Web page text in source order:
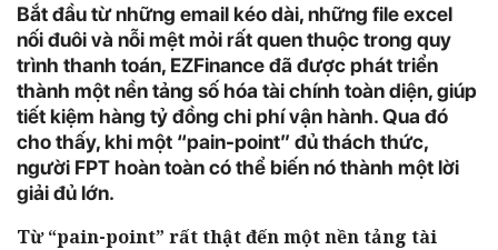
Bắt đầu từ những email kéo dài, những file excel
nối đuôi và nỗi mệt mỏi rất quen thuộc trong quy
trình thanh toán, EZFinance đã được phát triển
thành một nền tảng số hóa tài chính toàn diện, giúp
tiết kiệm hàng tỷ đồng chi phí vận hành. Qua đó
cho thấy, khi một “pain-point” đủ thách thức,
người FPT hoàn toàn có thể biến nó thành một lời
giải đủ lớn.
Từ “pain-point” rất thật đến một nền tảng tài